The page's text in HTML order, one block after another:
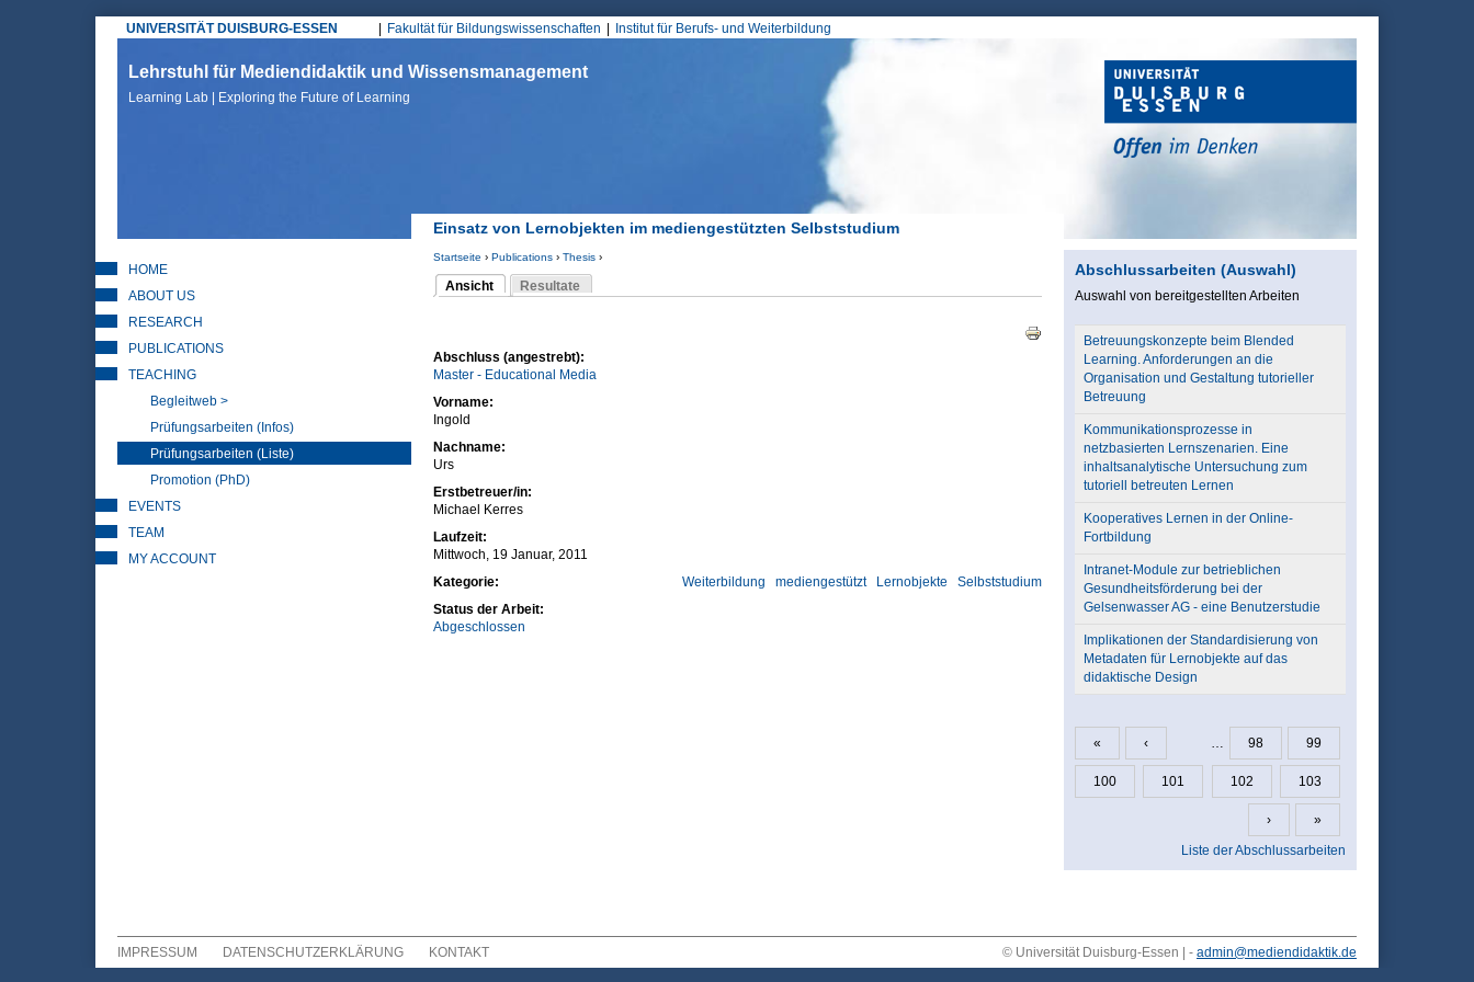
UNIVERSITÄT DUISBURG-ESSEN
Hauptmenü
Fakultät für Bildungswissenschaften Institut für Berufs- und Weiterbildung
Lehrstuhl für Mediendidaktik und Wissensmanagement
Learning Lab | Exploring the Future of Learning
Einsatz von Lernobjekten im mediengestützten Selbststudium
Sie sind hier
Startseite › Publications› Thesis›
Ansicht
(aktiver Reiter)
Resultate
Abschluss (angestrebt):
Master - Educational Media
Vorname:
Ingold
Nachname:
Urs
Erstbetreuer/in:
Michael Kerres
Laufzeit:
Mittwoch, 19 Januar, 2011
Kategorie:
Selbststudium
Lernobjekte
mediengestützt
Weiterbildung
Status der Arbeit:
Abgeschlossen
HOME
ABOUT US
RESEARCH
PUBLICATIONS
TEACHING
Begleitweb >
Prüfungsarbeiten (Infos)
Prüfungsarbeiten (Liste)
Promotion (PhD)
EVENTS
TEAM
MY ACCOUNT
Abschlussarbeiten (Auswahl)
Auswahl von bereitgestellten Arbeiten
Betreuungskonzepte beim Blended
Learning. Anforderungen an die
Organisation und Gestaltung tutorieller
Betreuung
Kommunikationsprozesse in
netzbasierten Lernszenarien. Eine
inhaltsanalytische Untersuchung zum
tutoriell betreuten Lernen
Kooperatives Lernen in der Online-
Fortbildung
Intranet-Module zur betrieblichen
Gesundheitsförderung bei der
Gelsenwasser AG - eine Benutzerstudie
Implikationen der Standardisierung von
Metadaten für Lernobjekte auf das
didaktische Design
Seiten
« ‹ … 98 99
100 101 102 103
›
»
Liste der Abschlussarbeiten
IMPRESSUM DATENSCHUTZERKLÄRUNG KONTAKT © Universität Duisburg-Essen | - admin@mediendidaktik.de